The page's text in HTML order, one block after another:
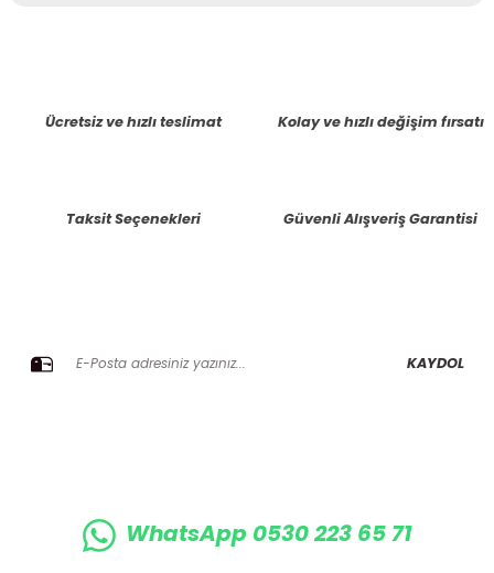
Ürün bilgilerinde hatalar bulunuyor.
Ücretsiz ve hızlı teslimat Kolay ve hızlı değişim fırsatı
Taksit Seçenekleri Güvenli Alışveriş Garantisi
KAYDOL
WhatsApp 0530 223 65 71